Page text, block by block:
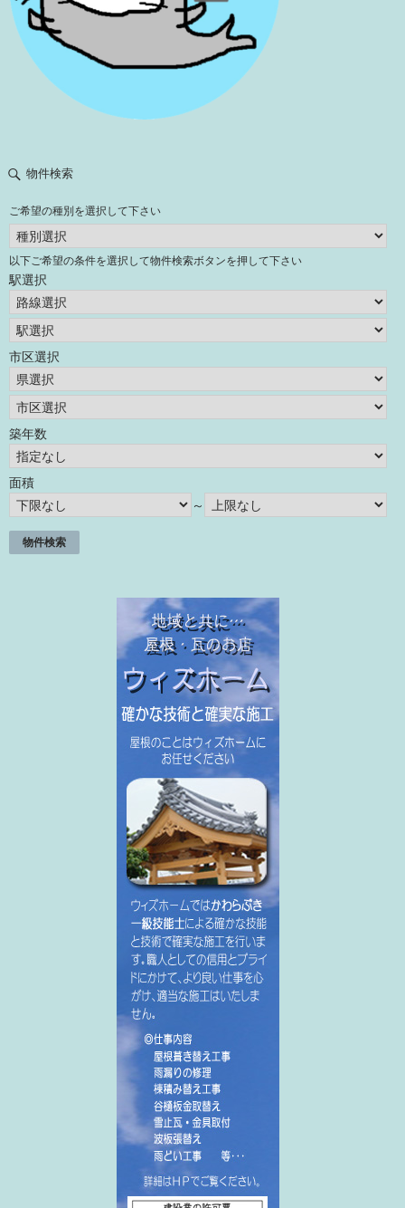
物件検索
ご希望の種別を選択して下さい
以下ご希望の条件を選択して物件検索ボタンを押して下さい
駅選択
市区選択
築年数
面積
～